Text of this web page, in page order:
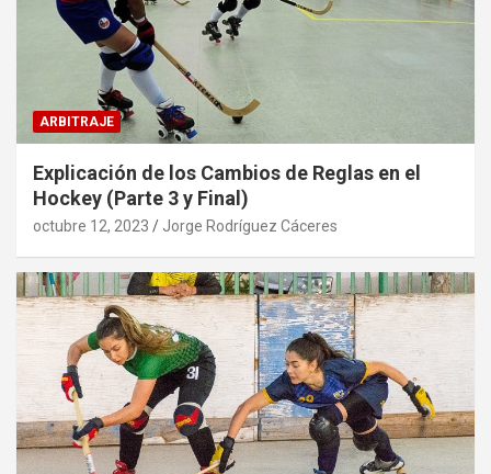
ARBITRAJE
Explicación de los Cambios de Reglas en el
Hockey (Parte 3 y Final)
octubre 12, 2023 Jorge Rodríguez Cáceres